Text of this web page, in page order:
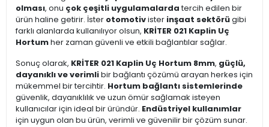
olması, onu çok çeşitli uygulamalardatercih edilen bir
ürün haline getirir. İster otomotivister inşaat sektörügibi
farklı alanlarda kullanılıyor olsun, KRİTER 021 Kaplin Uç
Hortumher zaman güvenli ve etkili bağlantılar sağlar.
Sonuç olarak, KRİTER 021 Kaplin Uç Hortum 8mm, güçlü,
dayanıklı ve verimlibir bağlantı çözümü arayan herkes için
mükemmel bir tercihtir. Hortum bağlantı sistemlerinde
güvenlik, dayanıklılık ve uzun ömür sağlamak isteyen
kullanıcılar için ideal bir üründür. Endüstriyel kullanımlar
için uygun olan bu ürün, verimli ve güvenilir bir çözüm sunar.